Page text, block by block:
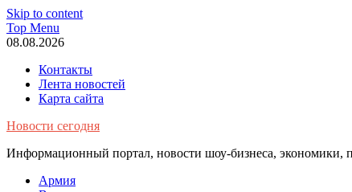
Skip to content
Top Menu
08.08.2026
Контакты
Лента новостей
Карта сайта
Новости сегодня
Информационный портал, новости шоу-бизнеса, экономики,
Армия